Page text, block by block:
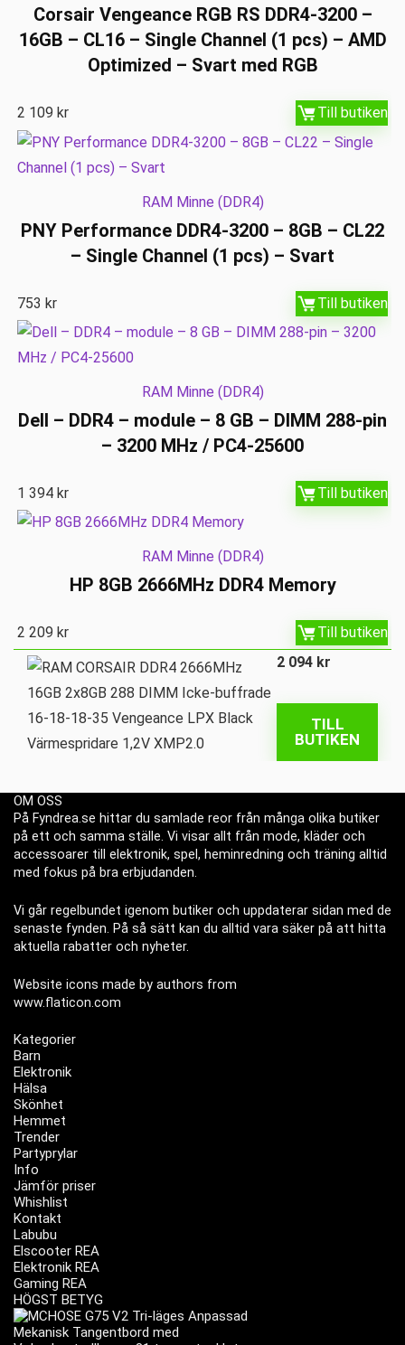
Corsair Vengeance RGB RS DDR4-3200 –
16GB – CL16 – Single Channel (1 pcs) – AMD
Optimized – Svart med RGB
2 109 kr Till butiken
RAM Minne (DDR4)
PNY Performance DDR4-3200 – 8GB – CL22
– Single Channel (1 pcs) – Svart
753kr Till butiken
RAM Minne (DDR4)
Dell – DDR4 – module – 8 GB – DIMM 288-pin
– 3200 MHz / PC4-25600
1 394kr Till butiken
RAM Minne (DDR4)
HP 8GB 2666MHz DDR4 Memory
2 209kr
Till butiken
2 094 kr
TILL
BUTIKEN
OM OSS
På Fyndrea.se hittar du samlade reor från många olika butiker
på ett och samma ställe. Vi visar allt från mode, kläder och
accessoarer till elektronik, spel, heminredning och träning alltid
med fokus på bra erbjudanden.
Vi går regelbundet igenom butiker och uppdaterar sidan med de
senaste fynden. På så sätt kan du alltid vara säker på att hitta
aktuella rabatter och nyheter.
Website icons made by authors from
www.flaticon.com
Kategorier
Barn
Elektronik
Hälsa
Skönhet
Hemmet
Trender
Partyprylar
Info
Jämför priser
Whishlist
Kontakt
Labubu
Elscooter REA
Elektronik REA
Gaming REA
HÖGST BETYG